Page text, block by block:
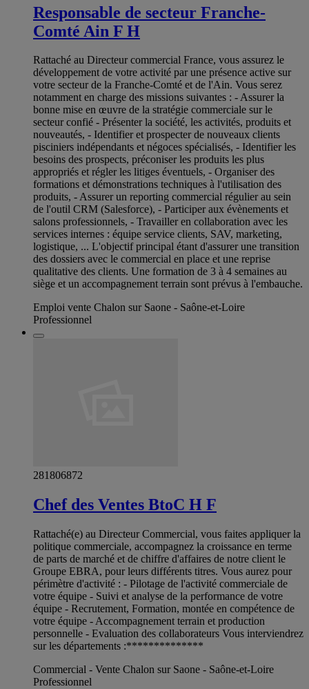
Responsable de secteur Franche-
Comté Ain F H
Rattaché au Directeur commercial France, vous assurez le
développement de votre activité par une présence active sur
votre secteur de la Franche-Comté et de l'Ain. Vous serez
notamment en charge des missions suivantes : - Assurer la
bonne mise en œuvre de la stratégie commerciale sur le
secteur confié - Présenter la société, les activités, produits et
nouveautés, - Identifier et prospecter de nouveaux clients
pisciniers indépendants et négoces spécialisés, - Identifier les
besoins des prospects, préconiser les produits les plus
appropriés et régler les litiges éventuels, - Organiser des
formations et démonstrations techniques à l'utilisation des
produits, - Assurer un reporting commercial régulier au sein
de l'outil CRM (Salesforce), - Participer aux évènements et
salons professionnels, - Travailler en collaboration avec les
services internes : équipe service clients, SAV, marketing,
logistique, ... L'objectif principal étant d'assurer une transition
des dossiers avec le commercial en place et une reprise
qualitative des clients. Une formation de 3 à 4 semaines au
siège et un accompagnement terrain sont prévus à l'embauche.
Emploi vente Chalon sur Saone - Saône-et-Loire
Professionnel
281806872
Chef des Ventes BtoC H F
Rattaché(e) au Directeur Commercial, vous faites appliquer la
politique commerciale, accompagnez la croissance en terme
de parts de marché et de chiffre d'affaires de notre client le
Groupe EBRA, pour leurs différents titres. Vous aurez pour
périmètre d'activité : - Pilotage de l'activité commerciale de
votre équipe - Suivi et analyse de la performance de votre
équipe - Recrutement, Formation, montée en compétence de
votre équipe - Accompagnement terrain et production
personnelle - Evaluation des collaborateurs Vous interviendrez
sur les départements :**************
Commercial - Vente Chalon sur Saone - Saône-et-Loire
Professionnel